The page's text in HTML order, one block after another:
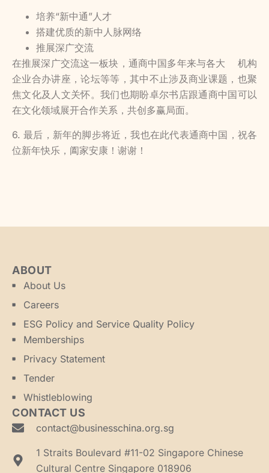
培养“新中通”人才
搭建优质的新中人脉网络
推展深广交流
在推展深广交流这一板块，通商中国多年来与各大 机构
企业合办讲座，论坛等等，其中不止涉及商业课题，也聚
焦文化及人文关怀。我们也期盼卓尔书店跟通商中国可以
在文化领域展开合作关系，共创多赢局面。
6. 最后，新年的脚步将近，我也在此代表通商中国，祝各
位新年快乐，阖家安康！谢谢！
ABOUT
About Us
Careers
ESG Policy and Service Quality Policy
Memberships
Privacy Statement
Tender
Whistleblowing
CONTACT US
contact@businesschina.org.sg
1 Straits Boulevard #11-02 Singapore Chinese
Cultural Centre Singapore 018906